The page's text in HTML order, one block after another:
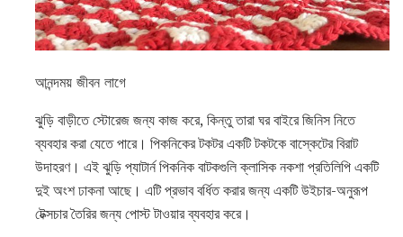
আনন্দময় জীবন লাগে
ঝুড়ি বাড়ীতে স্টোরেজ জন্য কাজ করে, কিন্তু তারা ঘর বাইরে জিনিস নিতে
ব্যবহার করা যেতে পারে। পিকনিকের টকটর একটি টকটকে বাস্কেটের বিরাট
উদাহরণ। এই ঝুড়ি প্যাটার্ন পিকনিক বাটকগুলি ক্লাসিক নকশা প্রতিলিপি একটি
দুই অংশ ঢাকনা আছে। এটি প্রভাব বর্ধিত করার জন্য একটি উইচার-অনুরূপ
টেক্সচার তৈরির জন্য পোস্ট টাওয়ার ব্যবহার করে।